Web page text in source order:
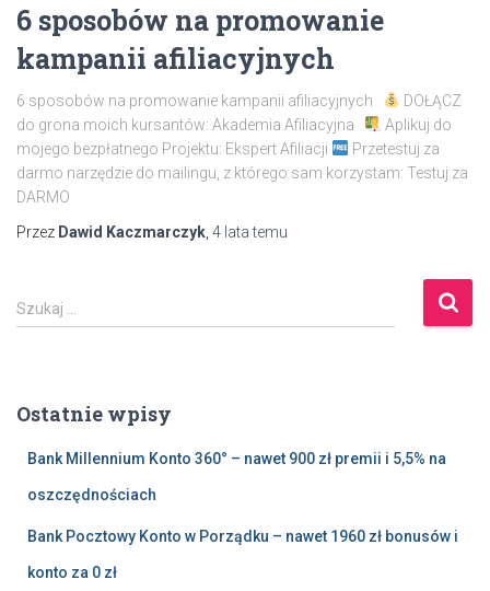
6 sposobów na promowanie
kampanii afiliacyjnych
6 sposobów na promowanie kampanii afiliacyjnych
DOŁĄCZ
do grona moich kursantów: Akademia Afiliacyjna
Aplikuj do
mojego bezpłatnego Projektu: Ekspert Afiliacji
Przetestuj za
darmo narzędzie do mailingu, z którego sam korzystam: Testuj za
DARMO
Przez Dawid Kaczmarczyk 4 latatemu
S
z
j
Szukaj …
Ostatnie wpisy
Bank Millennium Konto 360° – nawet 900 zł premii i 5,5% na
oszczędnościach
Bank Pocztowy Konto w Porządku – nawet 1960 zł bonusów i
konto za 0 zł